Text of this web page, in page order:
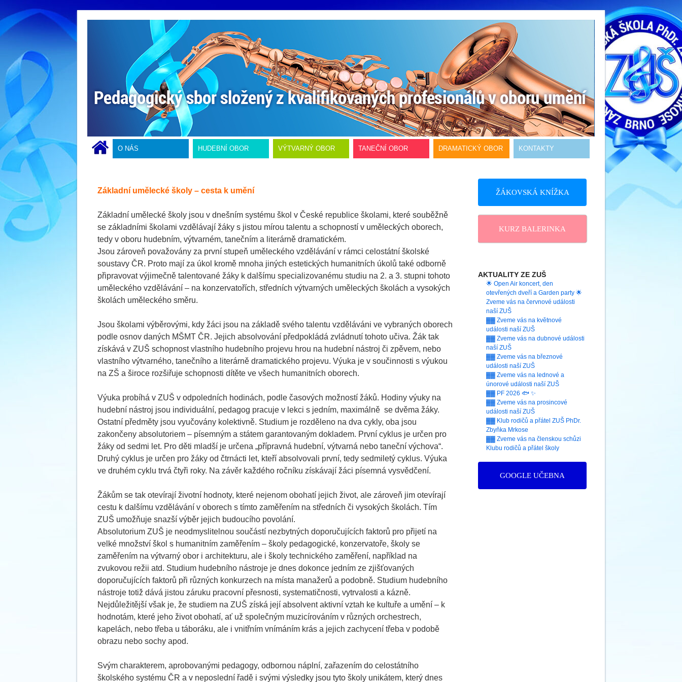
O NÁS HUDEBNÍ OBOR VÝTVARNÝ OBOR TANEČNÍ OBOR DRAMATICKÝ OBOR KONTAKTY
Základní umělecké školy – cesta k umění
Základní umělecké školy jsou v dnešním systému škol v České republice školami, které souběžně
se základními školami vzdělávají žáky s jistou mírou talentu a schopností v uměleckých oborech,
tedy v oboru hudebním, výtvarném, tanečním a literárně dramatickém.
Jsou zároveň považovány za první stupeň uměleckého vzdělávání v rámci celostátní školské
soustavy ČR. Proto mají za úkol kromě mnoha jiných estetických humanitních úkolů také odborně
připravovat výjimečně talentované žáky k dalšímu specializovanému studiu na 2. a 3. stupni tohoto
uměleckého vzdělávání – na konzervatořích, středních výtvarných uměleckých školách a vysokých
školách uměleckého směru.
Jsou školami výběrovými, kdy žáci jsou na základě svého talentu vzděláváni ve vybraných oborech
podle osnov daných MŠMT ČR. Jejich absolvování předpokládá zvládnutí tohoto učiva. Žák tak
získává v ZUŠ schopnost vlastního hudebního projevu hrou na hudební nástroj či zpěvem, nebo
vlastního výtvarného, tanečního a literárně dramatického projevu. Výuka je v součinnosti s výukou
na ZŠ a široce rozšiřuje schopnosti dítěte ve všech humanitních oborech.
Výuka probíhá v ZUŠ v odpoledních hodinách, podle časových možností žáků. Hodiny výuky na
hudební nástroj jsou individuální, pedagog pracuje v lekci s jedním, maximálně se dvěma žáky.
Ostatní předměty jsou vyučovány kolektivně. Studium je rozděleno na dva cykly, oba jsou
zakončeny absolutoriem – písemným a státem garantovaným dokladem. První cyklus je určen pro
žáky od sedmi let. Pro děti mladší je určena „přípravná hudební, výtvarná nebo taneční výchova“.
Druhý cyklus je určen pro žáky od čtrnácti let, kteří absolvovali první, tedy sedmiletý cyklus. Výuka
ve druhém cyklu trvá čtyři roky. Na závěr každého ročníku získávají žáci písemná vysvědčení.
Žákům se tak otevírají životní hodnoty, které nejenom obohatí jejich život, ale zároveň jim otevírají
cestu k dalšímu vzdělávání v oborech s tímto zaměřením na středních či vysokých školách. Tím
ZUŠ umožňuje snazší výběr jejich budoucího povolání.
Absolutorium ZUŠ je neodmyslitelnou součástí nezbytných doporučujících faktorů pro přijetí na
velké množství škol s humanitním zaměřením – školy pedagogické, konzervatoře, školy se
zaměřením na výtvarný obor i architekturu, ale i školy technického zaměření, například na
zvukovou režii atd. Studium hudebního nástroje je dnes dokonce jedním ze zjišťovaných
doporučujících faktorů při různých konkurzech na místa manažerů a podobně. Studium hudebního
nástroje totiž dává jistou záruku pracovní přesnosti, systematičnosti, vytrvalosti a kázně.
Nejdůležitější však je, že studiem na ZUŠ získá její absolvent aktivní vztah ke kultuře a umění – k
hodnotám, které jeho život obohatí, ať už společným muzicírováním v různých orchestrech,
kapelách, nebo třeba u táboráku, ale i vnitřním vnímáním krás a jejich zachycení třeba v podobě
obrazu nebo sochy apod.
Svým charakterem, aprobovanými pedagogy, odbornou náplní, zařazením do celostátního
školského systému ČR a v neposlední řadě i svými výsledky jsou tyto školy unikátem, který dnes
ŽÁKOVSKÁ KNÍŽKA
KURZ BALERINKA
AKTUALITY ZE ZUŠ
🌟 Open Air koncert, den
otevřených dveří a Garden party 🌟
Zveme vás na červnové události
naší ZUŠ
▓▓ Zveme vás na květnové
události naší ZUŠ
▓▓ Zveme vás na dubnové události
naší ZUŠ
▓▓ Zveme vás na březnové
události naší ZUŠ
▓▓ Zveme vás na lednové a
únorové události naší ZUŠ
▓▓ PF 2026 🐟 ✨
▓▓ Zveme vás na prosincové
události naší ZUŠ
▓▓ Klub rodičů a přátel ZUŠ PhDr.
Zbyňka Mrkose
▓▓ Zveme vás na členskou schůzi
Klubu rodičů a přátel školy
GOOGLE UČEBNA